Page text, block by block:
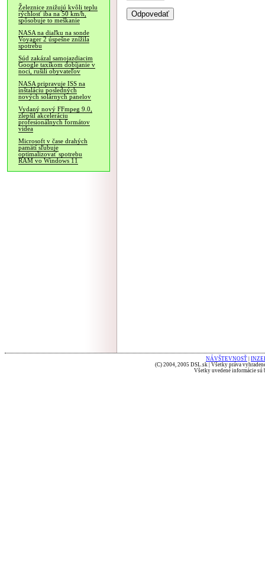
Železnice znižujú kvôli teplu
rýchlosť iba na 50 km/h,
spôsobuje to meškanie
NASA na diaľku na sonde
Voyager 2 úspešne znížila
spotrebu
Súd zakázal samojazdiacim
Google taxíkom dobíjanie v
noci, rušili obyvateľov
NASA pripravuje ISS na
inštaláciu posledných
nových solárnych panelov
Vydaný nový FFmpeg 9.0,
zlepšil akceleráciu
profesionálnych formátov
videa
Microsoft v čase drahých
pamätí sľubuje
optimalizovať spotrebu
RAM vo Windows 11
NÁVŠTEVNOSŤ
(C) 2004, 2005 DSL.sk | Všetky práva
Všetky uvedené informácie sú